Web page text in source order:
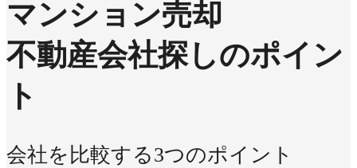
マンション売却
不動産会社探しのポイン
ト
会社を比較する3つのポイント